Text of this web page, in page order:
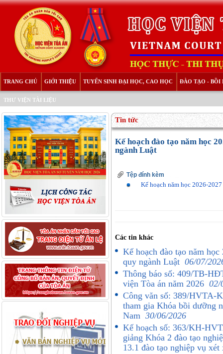
TRANG CHỦ GIỚI THIỆU TUYỂN SINH ĐẠI HỌC, CAO HỌC ĐÀO TẠO - BỒI
THƯ VIỆN TÀI LIỆU
Tin tức
Kế hoạch đào tạo năm học
ngành Luật
Tệp đính kèm
Kế hoạch năm học 2026-
Các tin khác
Kế hoạch đào tạo năm
quy ngành Luật 06/07/
Thông báo số: 409/TB-
viện Tòa án năm 2026 02/
Công văn số: 389/HVTA-
tham gia Khóa bồi dưỡng
Nam 30/06/2026
Kế hoạch số: 363/KH-
giảng Khóa 2 đào tạo
13.1 đào tạo nghiệp vụ